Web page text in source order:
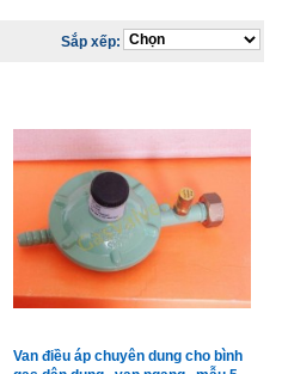
Sắp xếp:
Van điều áp chuyên dung cho bình